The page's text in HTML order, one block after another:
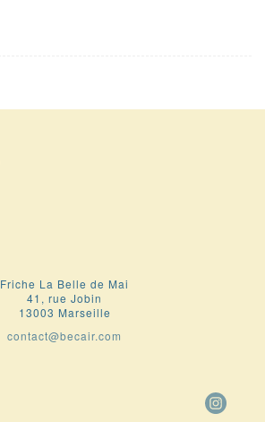
Friche La Belle de Mai
41, rue Jobin
13003 Marseille
contact@becair.com